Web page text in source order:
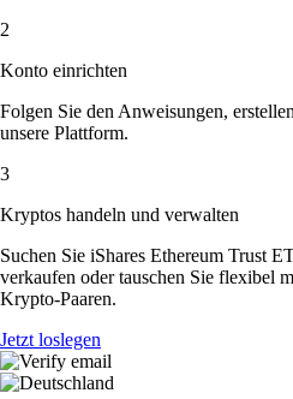
2
Konto einrichten
Folgen Sie den Anweisungen,
unsere Plattform.
3
Kryptos handeln und verwalten
Suchen Sie iShares Ethereum Trust
verkaufen oder tauschen Sie flexibel
Krypto-Paaren.
Jetzt loslegen